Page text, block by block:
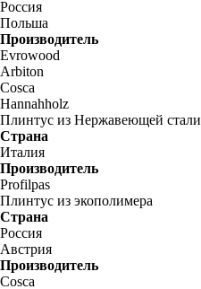
Россия
Польша
Производитель
Evrowood
Arbiton
Cosca
Hannahholz
Плинтус из Нержавеющей стали
Страна
Италия
Производитель
Profilpas
Плинтус из экополимера
Страна
Россия
Австрия
Производитель
Cosca